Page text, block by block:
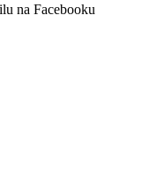
na Facebooku